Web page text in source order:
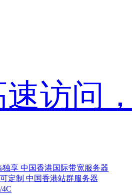
访问
独享 中国香港国际带宽服务器
定制 中国香港站群服务器